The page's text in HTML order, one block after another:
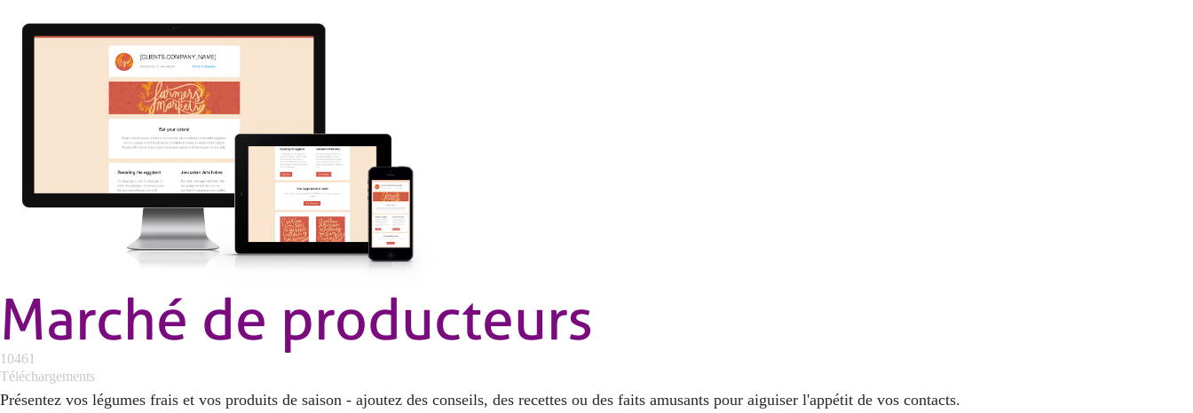
Marché de producteurs
10461
Téléchargements
Présentez vos légumes frais et vos produits de saison - ajoutez des conseils, des recettes ou des faits amusants pour aiguiser l'appétit de vos contacts.